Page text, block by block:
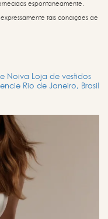
espontaneamente.
tais condições de
Noiva Loja de vestidos
Rio de Janeiro, Brasil